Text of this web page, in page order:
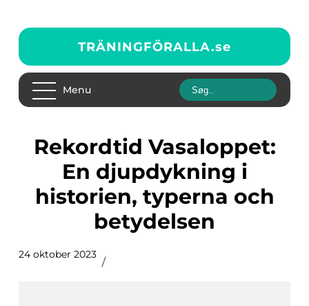
TRÄNINGFÖRALLA.se
Menu
Rekordtid Vasaloppet:
En djupdykning i
historien, typerna och
betydelsen
24 oktober 2023